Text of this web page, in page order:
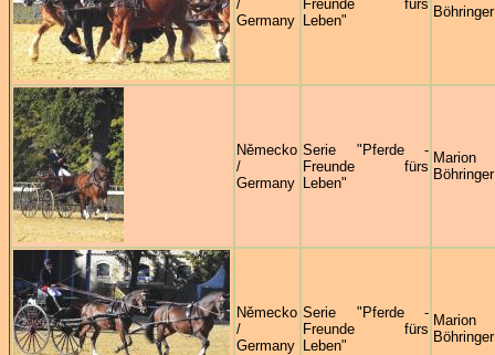
/
Germany
Freunde fürs
Leben"
Böhringer
Německo
/
Germany
Serie "Pferde -
Freunde fürs
Leben"
Marion
Böhringer
Německo
/
Germany
Serie "Pferde -
Freunde fürs
Leben"
Marion
Böhringer